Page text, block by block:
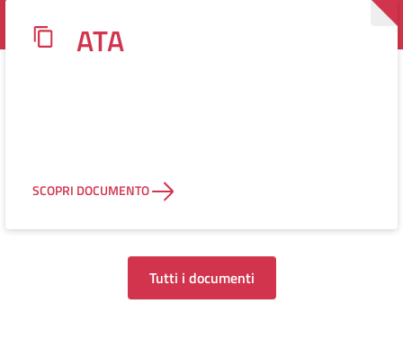
ATA
SCOPRI DOCUMENTO
Tutti i documenti